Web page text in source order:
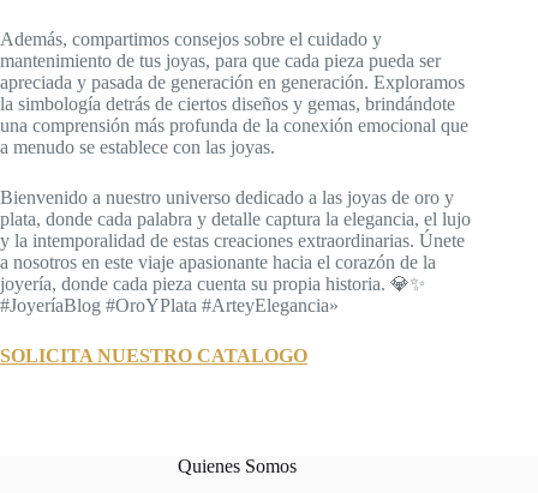
Además, compartimos consejos sobre el cuidado y
mantenimiento de tus joyas, para que cada pieza pueda ser
apreciada y pasada de generación en generación. Exploramos
la simbología detrás de ciertos diseños y gemas, brindándote
una comprensión más profunda de la conexión emocional que
a menudo se establece con las joyas.
Bienvenido a nuestro universo dedicado a las joyas de oro y
plata, donde cada palabra y detalle captura la elegancia, el lujo
y la intemporalidad de estas creaciones extraordinarias. Únete
a nosotros en este viaje apasionante hacia el corazón de la
joyería, donde cada pieza cuenta su propia historia. 💎✨
#JoyeríaBlog #OroYPlata #ArteyElegancia»
SOLICITA NUESTRO CATALOGO
Quienes Somos